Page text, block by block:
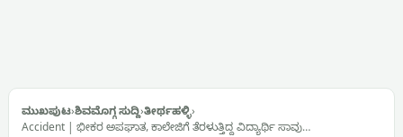
ಮುಖಪುಟ›ಶಿವಮೊಗ್ಗ ಸುದ್ದಿ›ತೀರ್ಥಹಳ್ಳಿ›
Accident | ಭೀಕರ ಅಪಘಾತ, ಕಾಲೇಜಿಗೆ ತೆರಳುತ್ತಿದ್ದ ವಿದ್ಯಾರ್ಥಿ ಸಾವು…